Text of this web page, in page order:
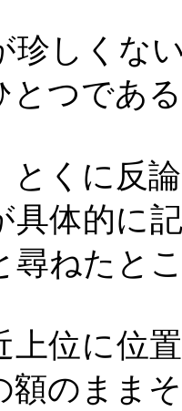
珍しくな
とつであ
とくに反
具体的に
尋ねたと
上位に位
額のまま